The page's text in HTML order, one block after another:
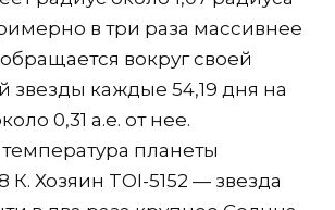
в три раза массивнее
вокруг своей
звезды каждые 54,19 дня на
0,31 а.е. от нее.
планеты
К. Хозяин TOI-5152 — звезда